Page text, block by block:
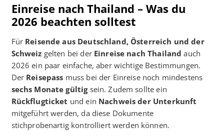
Einreise nach Thailand – Was du
2026 beachten solltest
Für Reisende aus Deutschland, Österreich und der
Schweiz gelten bei der Einreise nach Thailand auch
2026 ein paar einfache, aber wichtige Bestimmungen.
Der Reisepass muss bei der Einreise noch mindestens
sechs Monate gültigsein. Zudem sollte ein
Rückflugticket und ein Nachweis der Unterkunft
mitgeführt werden, da diese Dokumente
stichprobenartig kontrolliert werden können.